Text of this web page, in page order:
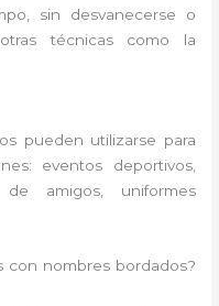
sin desvanecerse o
técnicas como la
pueden utilizarse para
eventos deportivos,
de amigos, uniformes
con nombres bordados?